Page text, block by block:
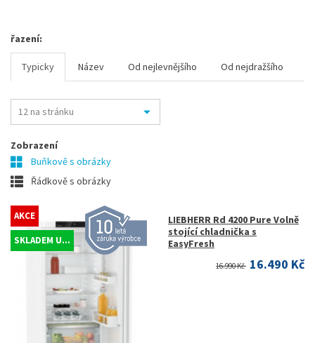
řazení:
Typicky Název Od nejlevnějšího Od nejdražšího
Zobrazení
Buňkově s obrázky
Řádkově s obrázky
AKCE
SKLADEM U...
LIEBHERR Rd 4200 Pure Volně
stojící chladnička s
EasyFresh
16.990 Kč 16.490 Kč